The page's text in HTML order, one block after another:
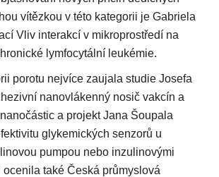
vítězkou v této kategorii je Gabriela
Vliv interakcí v mikroprostředí na
lymfocytální leukémie.
porotu nejvíce zaujala studie Josefa
nanovlákenný nosič vakcín a
a projekt Jana Šoupala
glykemických senzorů u
pumpou nebo inzulinovými
ocenila také Česká průmyslová